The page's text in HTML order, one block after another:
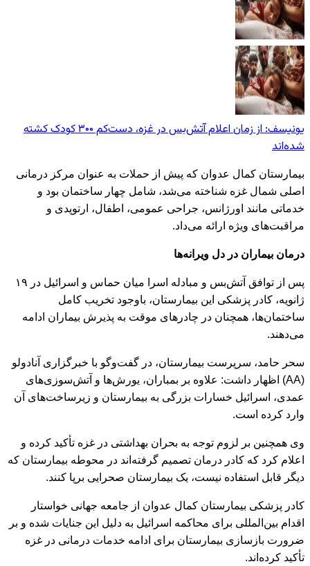
یونیسف: از زمان اعلام آتش‌بس در غزه، دست‌کم ۳۰۰ کودک کشته
شده‌اند
بیمارستان کمال عدوان که پیش از حملات به عنوان مرکز درمانی
اصلی شمال غزه شناخته می‌شد، شامل چهار ساختمان بود و
خدماتی مانند اورژانس، جراحی عمومی، اطفال، ارتوپدی و
مراقبت‌های ویژه ارائه می‌داد.
درمان بیماران در دل ویرانه‌ها
پس از توافق آتش‌بس و مبادله اسرا میان حماس و اسرائیل در ۱۹
ژانویه، کادر پزشکی این بیمارستان، باوجود تخریب کامل
ساختمان‌ها، همچنان در چادرهای موقت به پذیرش بیماران ادامه
می‌دهند.
سحر حامد، سرپرست بیمارستان، در گفت‌وگو با خبرگزاری آنادولو
(AA) اظهار داشت: علاوه بر بمباران، یورش‌ها و آتش‌سوزی‌های
عمدی، اسرائیل خسارات بزرگی به بیمارستان و زیرساخت‌های آن
وارد کرده است.
وی همچنین بر لزوم توجه به بحران بهداشتی در غزه تأکید کرده و
اعلام کرد که کادر درمان تصمیم گرفته‌اند در محوطه بیمارستان که
دیگر قابل استفاده نیست، یک بیمارستان صحرایی برپا کنند.
کادر پزشکی بیمارستان کمال عدوان از جامعه جهانی خواستار
اقدام بین‌المللی برای محاکمه اسرائیل به دلیل این جنایات شده و بر
ضرورت بازسازی بیمارستان برای ادامه خدمات درمانی در غزه
تأکید کرده‌اند.